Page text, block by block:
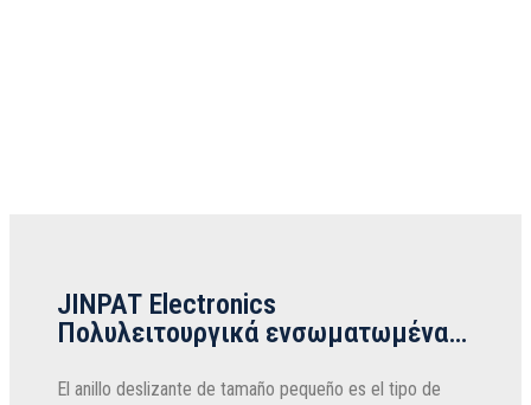
JINPAT Electronics
Πολυλειτουργικά ενσωματωμένα
El anillo deslizante de tamaño pequeño es el tipo de